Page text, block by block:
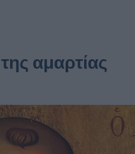
αμαρτίας